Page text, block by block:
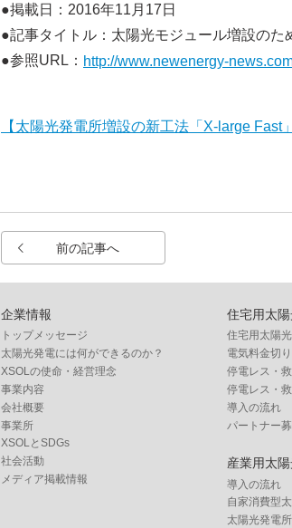
●掲載日：2016年11月17日
●記事タイトル：太陽光モジュール増設の
●参照URL： http://www.newenergy-
【太陽光発電所増設の新工法「X-large Fast
前の記事へ
企業情報
トップメッセージ
太陽光発電には何ができるのか？
XSOLの使命・経営理念
事業内容
会社概要
事業所
XSOLとSDGs
社会活動
メディア掲載情報
住宅用太
住宅用太陽
電気料金切
停電レス・救
停電レス・
導入の流れ
パートナー
産業用太
導入の流れ
自家消費型
太陽光発電